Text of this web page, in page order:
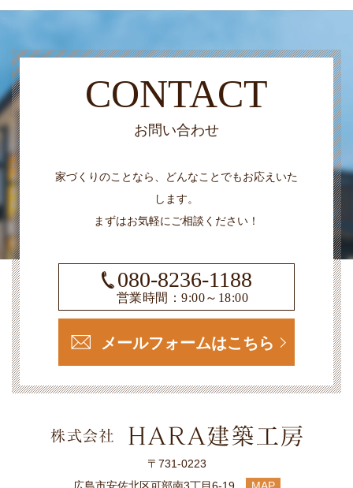
CONTACT
お問い合わせ
家づくりのことなら、どんなことでもお応えいた
します。
まずはお気軽にご相談ください！
080-8236-1188
営業時間：9:00～18:00
メールフォームはこちら
〒731-0223